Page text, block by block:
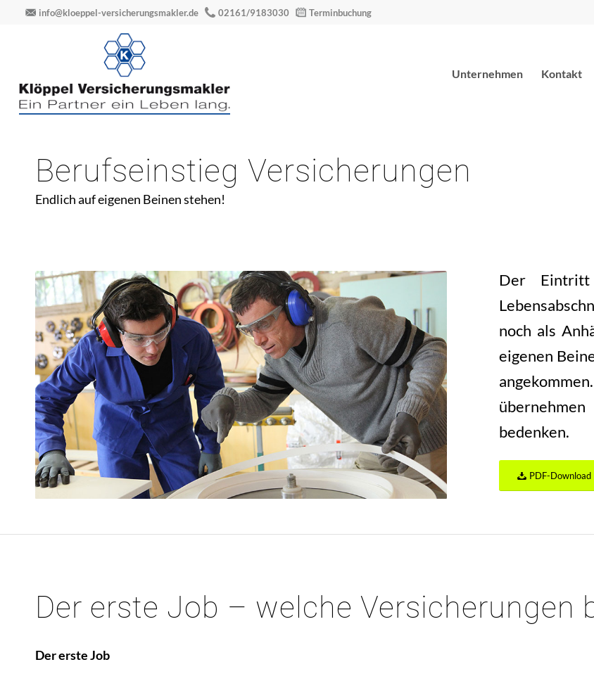
info@kloeppel-versicherungsmakler.de 02161/9183030 Terminbuchung
Unternehmen Kontakt
Berufseinstieg Versicherungen
Endlich auf eigenen Beinen stehen!
Der Eintritt
noch als
eigenen
bedenken.
PDF-Download
Der erste Job – welche Versicherungen
Der erste Job